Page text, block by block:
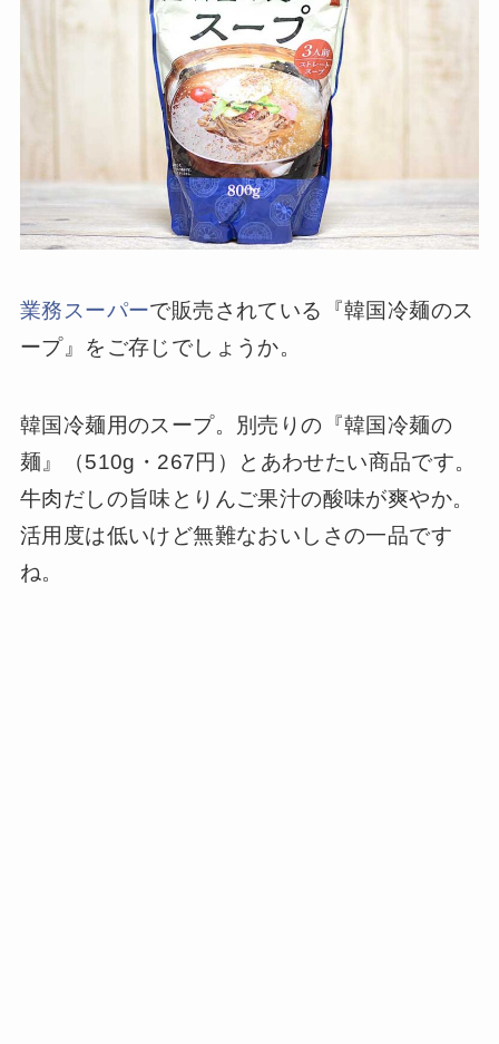
業務スーパーで販売されている『韓国冷麺のス
ープ』をご存じでしょうか。
韓国冷麺用のスープ。別売りの『韓国冷麺の
麺』（510g・267円）とあわせたい商品です。
牛肉だしの旨味とりんご果汁の酸味が爽やか。
活用度は低いけど無難なおいしさの一品です
ね。